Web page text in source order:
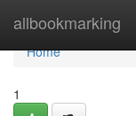
allbookmarking
Home
Home
1